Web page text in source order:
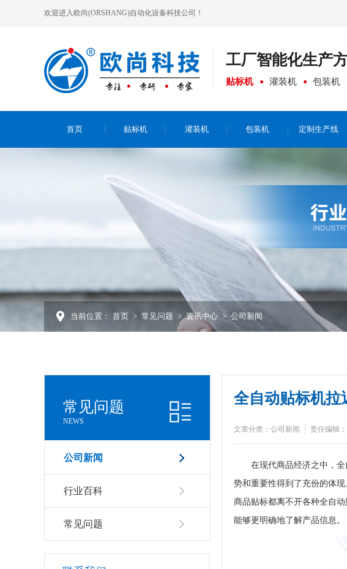
欢迎进入欧尚(ORSHANG)自动化设备科技公司！
工厂智能化生产
贴标机 灌装机 包装机
首页 贴标机 灌装机 包装机 定制生产线
当前位置： 首页 > 常见问题 > 资讯中心 > 公司新闻
常见问题
NEWS
公司新闻
行业百科
常见问题
全自动贴标机拉
文章分类：公司新闻 责任编辑
在现代商品经济之中，全
势和重要性得到了充份的体
商品贴标都离不开各种全自
能够更明确地了解产品信息。